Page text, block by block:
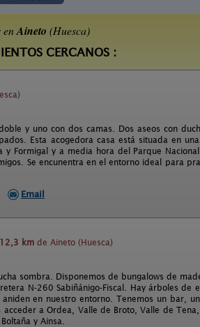
enAineto (Huesca)
CERCANOS :
y uno con dos camas. Dos aseos con
Esta acogedora casa está situada en
Formigal y a media hora del Parque
Se encunentra en el entorno ideal para
Email
12,3 km de Aineto (Huesca)
sombra. Disponemos de bungalows de
N-260 Sabiñánigo-Fiscal. Hay árboles de
en nuestro entorno. Tenemos un bar,
a Ordea, Valle de Broto, Valle de Tena,
y Ainsa.